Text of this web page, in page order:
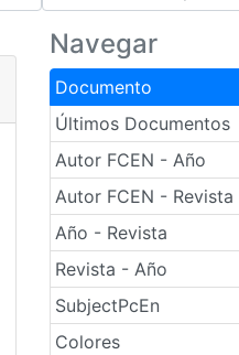
Navegar
Documento
Últimos Documentos
Autor FCEN - Año
Autor FCEN - Revista
Año - Revista
Revista - Año
SubjectPcEn
Colores